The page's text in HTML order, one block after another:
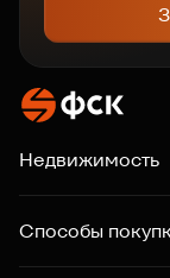
Недвижимость
Квартиры
Машино-места
Коммерция
Способы
Ипотека